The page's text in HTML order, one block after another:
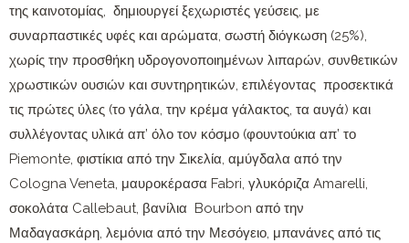
της καινοτομίας, δημιουργεί ξεχωριστές γεύσεις, με
συναρπαστικές υφές και αρώματα, σωστή διόγκωση (25%),
χωρίς την προσθήκη υδρογονοποιημένων λιπαρών, συνθετικών
χρωστικών ουσιών και συντηρητικών, επιλέγοντας προσεκτικά
τις πρώτες ύλες (το γάλα, την κρέμα γάλακτος, τα αυγά) και
συλλέγοντας υλικά απ’ όλο τον κόσμο (φουντούκια απ’ το
Piemonte, φιστίκια από την Σικελία, αμύγδαλα από την
Cologna Veneta, μαυροκέρασα Fabri, γλυκόριζα Amarelli,
σοκολάτα Callebaut, βανίλια Bourbon από την
Μαδαγασκάρη, λεμόνια από την Μεσόγειο, μπανάνες από τις